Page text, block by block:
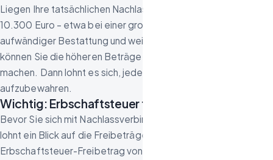
Liegen Ihre tatsächlichen Nachlassregelungskosten
10.300 Euro – etwa bei einer großen Hausauflösung,
aufwändiger Bestattung und weiteren Abwicklungskosten –
können Sie die höheren Beträge mit Belegen geltend
machen. Dann lohnt es sich, jede Rechnung sorgfältig
aufzubewahren.
Wichtig: Erbschaftsteuer fällt nicht immer an
Bevor Sie sich mit Nachlassverbindlichkeiten beschäftigen,
lohnt ein Blick auf die Freibeträge: Ehegatten haben einen
Erbschaftsteuer-Freibetrag von 500.000 Euro, Kinder von